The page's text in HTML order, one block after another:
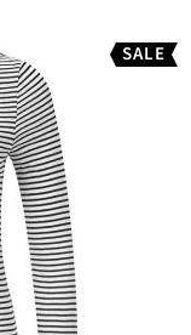
SALE